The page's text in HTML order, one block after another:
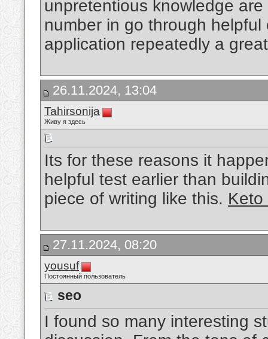
unpretentious knowledge
number in go through
application repeatedly a
26.11.2024, 13:04
Tahirsonija
Живу я здесь
Its for these reasons it
helpful test earlier than
piece of writing like this. Keto
27.11.2024, 08:20
yousuf
Постоянный пользователь
seo
I found so many interesting